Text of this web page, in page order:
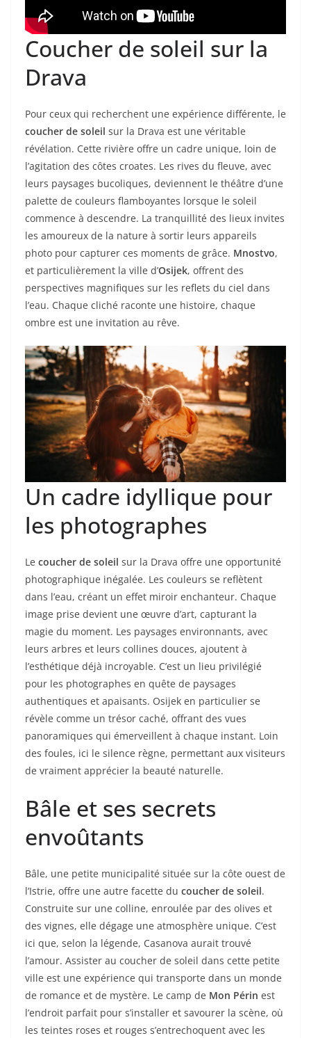
Coucher de soleil sur la
Drava
Pour ceux qui recherchent une expérience différente, le
coucher de soleil sur la Drava est une véritable
révélation. Cette rivière offre un cadre unique, loin de
l’agitation des côtes croates. Les rives du fleuve, avec
leurs paysages bucoliques, deviennent le théâtre d’une
palette de couleurs flamboyantes lorsque le soleil
commence à descendre. La tranquillité des lieux invites
les amoureux de la nature à sortir leurs appareils
photo pour capturer ces moments de grâce. Mnostvo,
et particulièrement la ville d’Osijek, offrent des
perspectives magnifiques sur les reflets du ciel dans
l’eau. Chaque cliché raconte une histoire, chaque
ombre est une invitation au rêve.
Un cadre idyllique pour
les photographes
Le coucher de soleil sur la Drava offre une opportunité
photographique inégalée. Les couleurs se reflètent
dans l’eau, créant un effet miroir enchanteur. Chaque
image prise devient une œuvre d’art, capturant la
magie du moment. Les paysages environnants, avec
leurs arbres et leurs collines douces, ajoutent à
l’esthétique déjà incroyable. C’est un lieu privilégié
pour les photographes en quête de paysages
authentiques et apaisants. Osijek en particulier se
révèle comme un trésor caché, offrant des vues
panoramiques qui émerveillent à chaque instant. Loin
des foules, ici le silence règne, permettant aux visiteurs
de vraiment apprécier la beauté naturelle.
Bâle et ses secrets
envoûtants
Bâle, une petite municipalité située sur la côte ouest de
l’Istrie, offre une autre facette du coucher de soleil.
Construite sur une colline, enroulée par des olives et
des vignes, elle dégage une atmosphère unique. C’est
ici que, selon la légende, Casanova aurait trouvé
l’amour. Assister au coucher de soleil dans cette petite
ville est une expérience qui transporte dans un monde
de romance et de mystère. Le camp de Mon Périn est
l’endroit parfait pour s’installer et savourer la scène, où
les teintes roses et rouges s’entrechoquent avec les